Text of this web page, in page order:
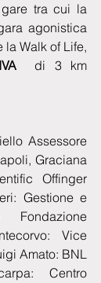
tra cui la
agonistica
la Walk of Life,
di 3 km
Assessore
Graciana
Offinger
Gestione e
Fondazione
Vice
Amato: BNL
Centro